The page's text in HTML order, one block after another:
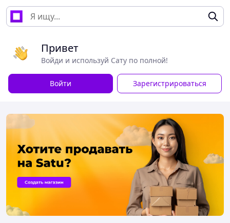
Привет
Войди и используй Сату по полной!
Войти Зарегистрироваться